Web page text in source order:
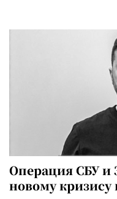
Операция СБУ и
новому кризису